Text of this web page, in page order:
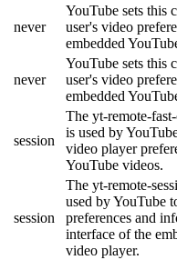
never
YouTube sets this
user's video
embedded
never
YouTube sets this
user's video
embedded
session
The yt-remote-
is used by
video player
YouTube videos.
session
The yt-remote-
used by YouTube
preferences and
interface of the
video player.